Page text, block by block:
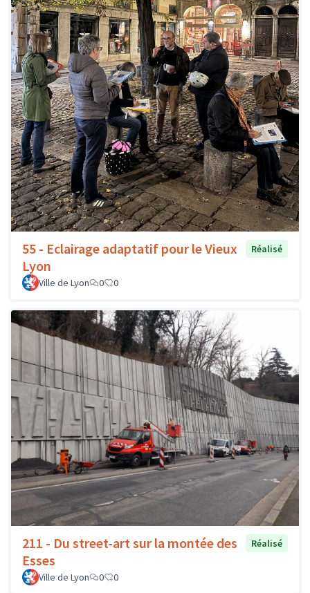
55 - Eclairage adaptatif pour le Vieux
Lyon
Réalisé
Ville de Lyon 0 0
211 - Du street-art sur la montée des
Esses
Réalisé
Ville de Lyon 0 0